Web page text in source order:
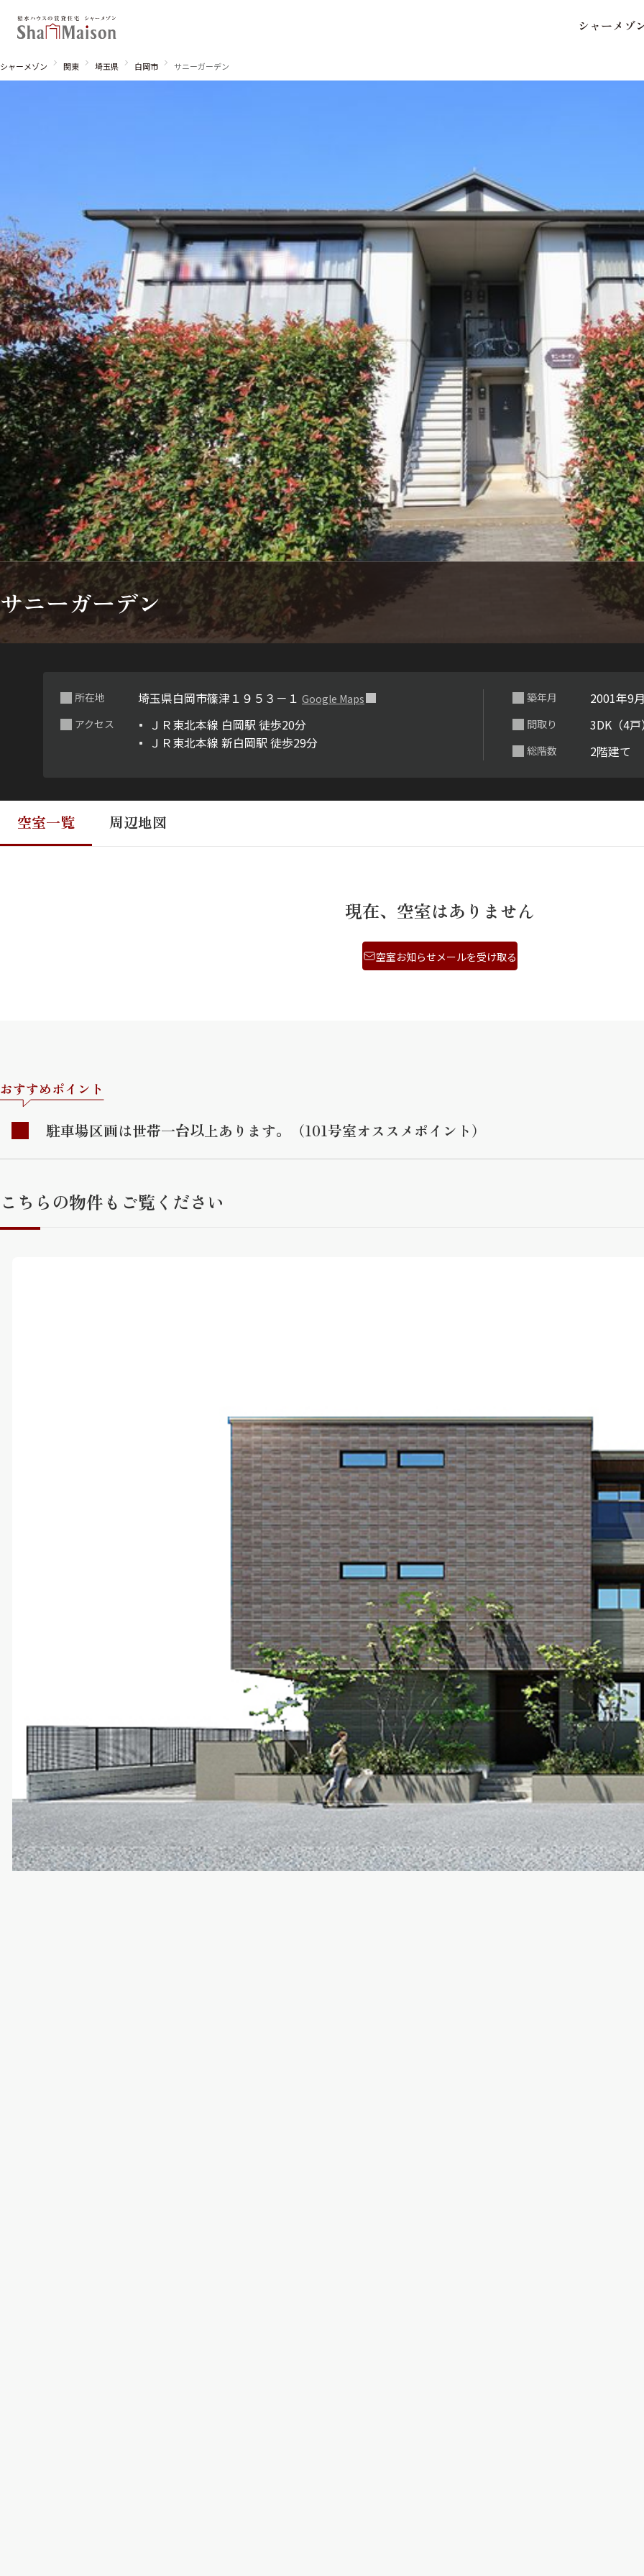
シ ャーメ ゾ
関西
中国・四国 九州
市区郡・路線・駅から探
地図から探す
シャーメゾンとは シャーメゾンセレクション ルームツアー
動画ギャラリー ShaMaison STYLE
シャーメゾ
らくらく内
シャーメゾ
自立型サー
お問い合わ
シャーメゾ
らくらくパ
シャーメゾン 関東 埼玉県 白岡市 サニーガーデン
サニーガーデン
所在地 埼玉県白岡市篠津１９５３－１ Google Maps
アクセス
ＪＲ東北本線 白岡駅 徒歩20分
ＪＲ東北本線 新白岡駅 徒歩29分
築年月 2001年9
間取り 3DK（4戸）
総階数 2階建て
空室一覧 周辺地図
現在、空室はありません
空室お知らせメールを受け取る
おすすめポイント
駐車場区画は世帯一台以上あります。（101号室オススメポイント）
こちらの物件もご覧ください